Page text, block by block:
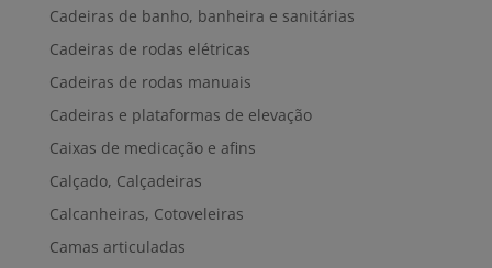
Cadeiras de banho, banheira e sanitárias
Cadeiras de rodas elétricas
Cadeiras de rodas manuais
Cadeiras e plataformas de elevação
Caixas de medicação e afins
Calçado, Calçadeiras
Calcanheiras, Cotoveleiras
Camas articuladas